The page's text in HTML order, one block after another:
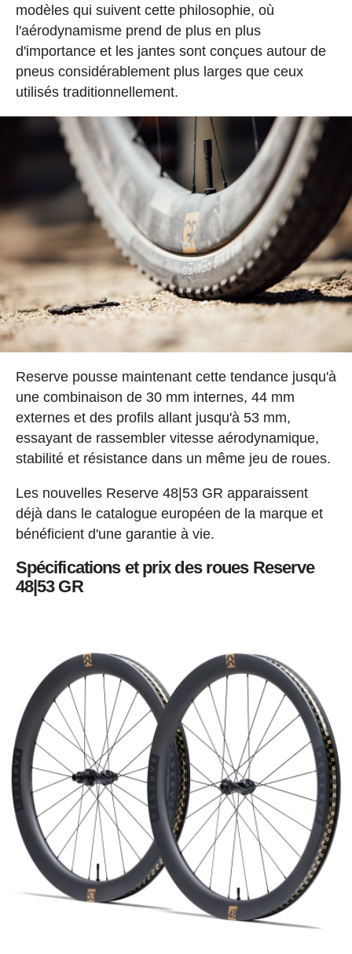
modèles qui suivent cette philosophie, où
l'aérodynamisme prend de plus en plus
d'importance et les jantes sont conçues autour de
pneus considérablement plus larges que ceux
utilisés traditionnellement.
Reserve pousse maintenant cette tendance jusqu'à
une combinaison de 30 mm internes, 44 mm
externes et des profils allant jusqu'à 53 mm,
essayant de rassembler vitesse aérodynamique,
stabilité et résistance dans un même jeu de roues.
Les nouvelles Reserve 48|53 GR apparaissent
déjà dans le catalogue européen de la marque et
bénéficient d'une garantie à vie.
Spécifications et prix des roues Reserve
48|53 GR